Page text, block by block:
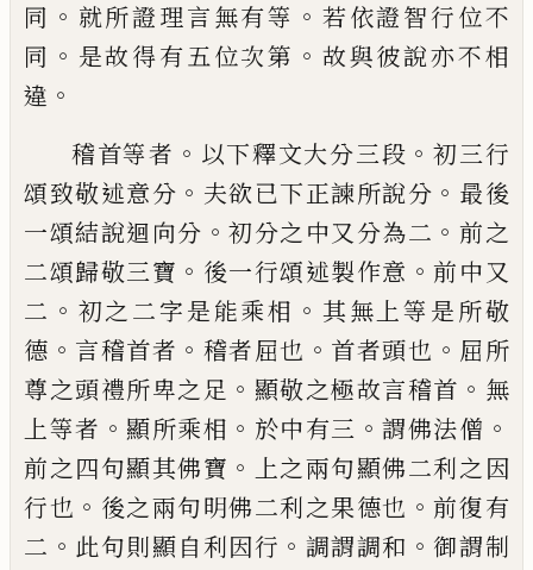
同 。 就所證理言無有等 。 若依證智行位不
同 。 是故得有五位次第 。 故與彼說亦不相
違 。
稽首等者 。 以下釋文大分三段 。初三行
頌致敬述意分 。 夫欲已下正諫所說分 。 最後
一頌結說迴向分 。初分之中又分為二 。 前之
二頌歸敬三寶 。 後一行頌述製作意 。前中又
二 。 初之二字是能乘相 。 其無上等是所敬
德 。 言稽首者 。 稽者屈也 。 首者頭也 。 屈所
尊之頭禮所卑之足 。 顯敬之極故言稽首 。 無
上等者 。 顯所乘相 。 於中有三 。謂佛法僧 。
前之四句顯其佛寶 。
上之兩句顯佛二利之因
行也 。 後之兩句明佛二利之果德也 。前復有
二 。 此句則顯自利因行 。 調謂調和 。 御謂制